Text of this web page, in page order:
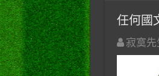
任何國
寂寞先